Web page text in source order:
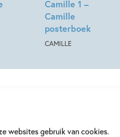
websites gebruik van cookies.
Camille 1 –
Camille
posterboek
CAMILLE